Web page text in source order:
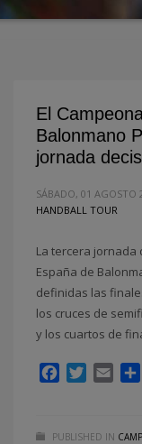
El
Balonmano
jornada
SÁBADO, 01 AGOSTO
HANDBALL TOUR
La tercera jornada
España de
definidas las
los cruces de
y los cuartos de
FacebookTwitter
Email
PUBLISHED IN